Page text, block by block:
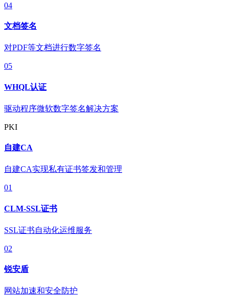
04
文档签名
对PDF等文档进行数字签名
05
WHQL认证
驱动程序微软数字签名解决方案
PKI
自建CA
自建CA实现私有证书签发和管理
01
CLM-SSL证书
SSL证书自动化运维服务
02
锐安盾
网站加速和安全防护